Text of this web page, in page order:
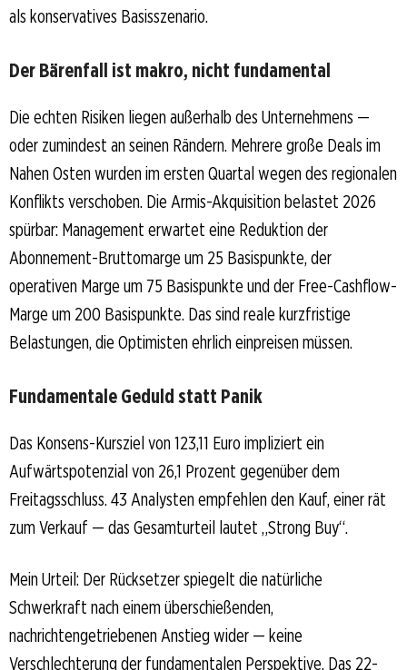
als konservatives Basisszenario.
Der Bärenfall ist makro, nicht fundamental
Die echten Risiken liegen außerhalb des Unternehmens —
oder zumindest an seinen Rändern. Mehrere große Deals im
Nahen Osten wurden im ersten Quartal wegen des regionalen
Konflikts verschoben. Die Armis-Akquisition belastet 2026
spürbar: Management erwartet eine Reduktion der
Abonnement-Bruttomarge um 25 Basispunkte, der
operativen Marge um 75 Basispunkte und der Free-Cashflow-
Marge um 200 Basispunkte. Das sind reale kurzfristige
Belastungen, die Optimisten ehrlich einpreisen müssen.
Fundamentale Geduld statt Panik
Das Konsens-Kursziel von 123,11 Euro impliziert ein
Aufwärtspotenzial von 26,1 Prozent gegenüber dem
Freitagsschluss. 43 Analysten empfehlen den Kauf, einer rät
zum Verkauf — das Gesamturteil lautet „Strong Buy“.
Mein Urteil: Der Rücksetzer spiegelt die natürliche
Schwerkraft nach einem überschießenden,
nachrichtengetriebenen Anstieg wider — keine
Verschlechterung der fundamentalen Perspektive. Das 22-